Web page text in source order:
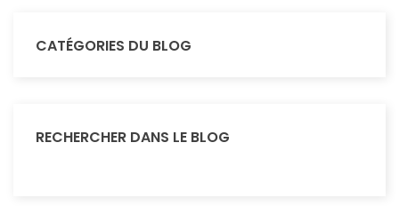
CATÉGORIES DU BLOG
RECHERCHER DANS LE BLOG